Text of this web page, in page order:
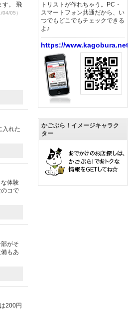
す。 飛
05）
入れた
体験
コで
がそ
もあ
200円
トリストが作れちゃう。PC・
スマートフォン共通だから、い
つでもどこでもチェックできる
よ♪
https://www.kagobura.net/
かごぶら！イメージキャラク
ター